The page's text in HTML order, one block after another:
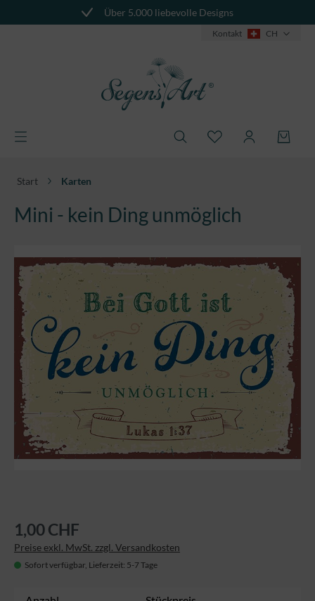
Über 5.000 liebevolle Designs
Kontakt CH
Start Karten
Mini - kein Ding unmöglich
1,00 CHF
Preise exkl. MwSt. zzgl. Versandkosten
Sofort verfügbar, Lieferzeit: 5-7 Tage